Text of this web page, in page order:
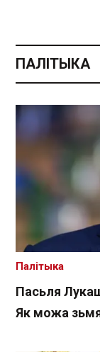
ПАЛІТЫКА
Пасьля
Як можа
Палітыка